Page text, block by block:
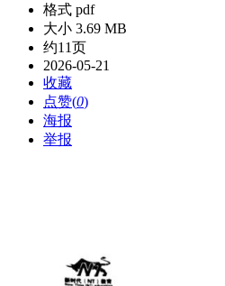
格式 pdf
大小 3.69 MB
约11页
2026-05-21
收藏
点赞(0)
海报
举报